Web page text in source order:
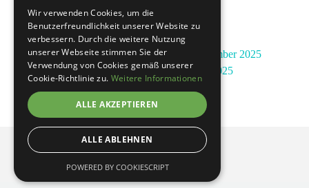
Vorherige Galerie: Monatsbilder November 2025
Nächste Galerie: Monatsbilder 2025
Impressum
Datenschutzerklärung
Wir verwenden Cookies, um die
Benutzerfreundlichkeit unserer Website zu
verbessern. Durch die weitere Nutzung
unserer Webseite stimmen Sie der
Verwendung von Cookies gemäß unserer
Cookie-Richtlinie zu. Weitere Informationen
ALLE AKZEPTIEREN
ALLE ABLEHNEN
POWERED BY COOKIESCRIPT